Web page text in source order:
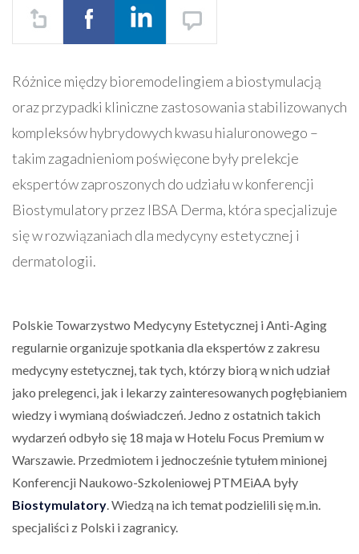
Różnice między bioremodelingiem a biostymulacją
oraz przypadki kliniczne zastosowania stabilizowanych
kompleksów hybrydowych kwasu hialuronowego –
takim zagadnieniom poświęcone były prelekcje
ekspertów zaproszonych do udziału w konferencji
Biostymulatory przez IBSA Derma, która specjalizuje
się w rozwiązaniach dla medycyny estetycznej i
dermatologii.
Polskie Towarzystwo Medycyny Estetycznej i Anti-Aging
regularnie organizuje spotkania dla ekspertów z zakresu
medycyny estetycznej, tak tych, którzy biorą w nich udział
jako prelegenci, jak i lekarzy zainteresowanych pogłębianiem
wiedzy i wymianą doświadczeń. Jedno z ostatnich takich
wydarzeń odbyło się 18 maja w Hotelu Focus Premium w
Warszawie. Przedmiotem i jednocześnie tytułem minionej
Konferencji Naukowo-Szkoleniowej PTMEiAA były
Biostymulatory. Wiedzą na ich temat podzielili się m.in.
specjaliści z Polski i zagranicy.